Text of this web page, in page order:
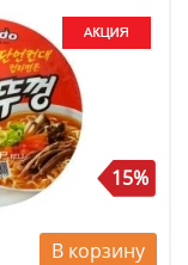
15%
В корзину